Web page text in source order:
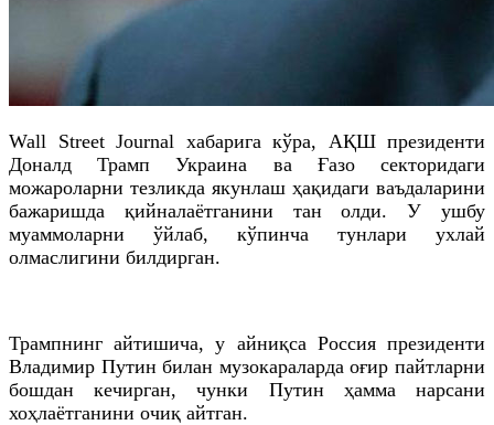
Wall Street Journal хабарига кўра, АҚШ президенти
Доналд Трамп Украина ва Ғазо секторидаги
можароларни тезликда якунлаш ҳақидаги ваъдаларини
бажаришда қийналаётганини тан олди. У ушбу
муаммоларни ўйлаб, кўпинча тунлари ухлай
олмаслигини билдирган.
Трампнинг айтишича, у айниқса Россия президенти
Владимир Путин билан музокараларда оғир пайтларни
бошдан кечирган, чунки Путин ҳамма нарсани
хоҳлаётганини очиқ айтган.